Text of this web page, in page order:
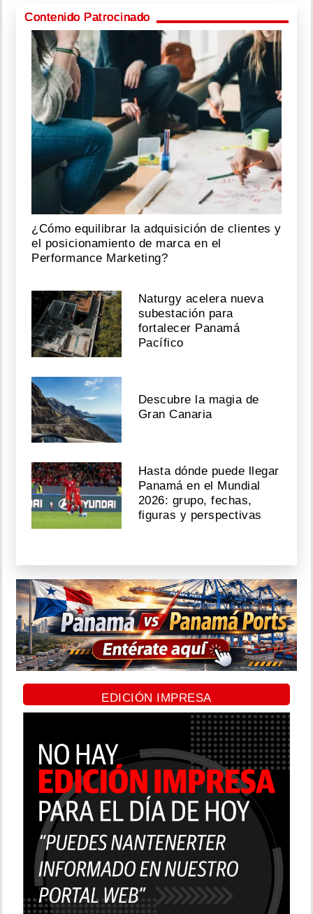
Contenido Patrocinado
¿Cómo equilibrar la adquisición de clientes y
el posicionamiento de marca en el
Performance Marketing?
Naturgy acelera nueva
subestación para
fortalecer Panamá
Pacífico
Descubre la magia de
Gran Canaria
Hasta dónde puede llegar
Panamá en el Mundial
2026: grupo, fechas,
figuras y perspectivas
EDICIÓN IMPRESA